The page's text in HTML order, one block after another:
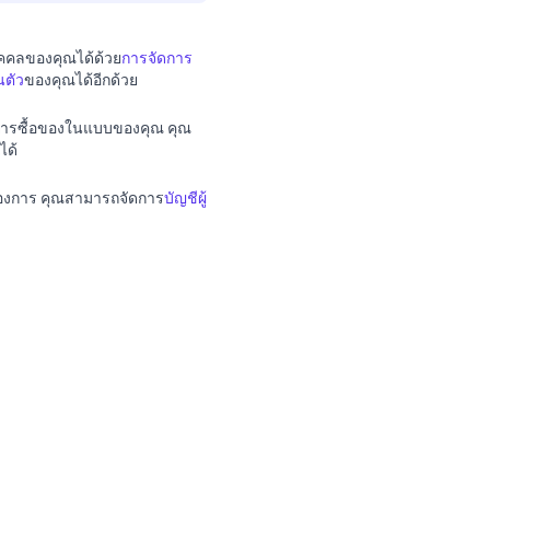
คลของคุณได้ด้วยการจัดการ
ตัวของคุณได้อีกด้วย
ารซื้อของในแบบของคุณ คุณ
ด้
การ คุณสามารถจัดการบัญชีผู้